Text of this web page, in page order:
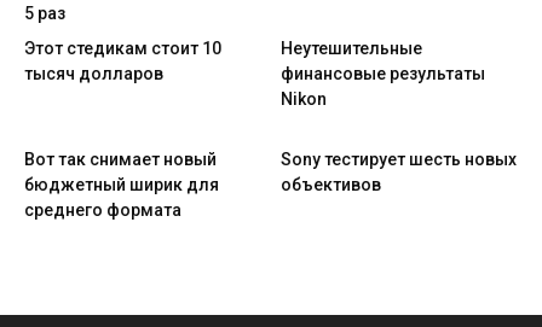
5 раз
Этот стедикам стоит 10
тысяч долларов
Неутешительные
финансовые результаты
Nikon
Вот так снимает новый
бюджетный ширик для
среднего формата
Sony тестирует шесть новых
объективов